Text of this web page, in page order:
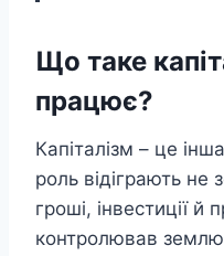
Що таке
працює?
Капіталізм – це
роль відіграють не
гроші, інвестиції
контролював землю,